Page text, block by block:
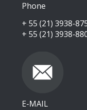
Phone
+ 55 (21) 3938-
+ 55 (21) 3938-
E-MAIL